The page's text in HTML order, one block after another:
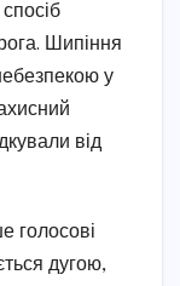
Шипіння
у
від
голосові
дугою,